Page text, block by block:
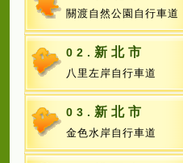
關渡自然公園自行車道
02. 新北市
八里左岸自行車道
03. 新北市
金色水岸自行車道